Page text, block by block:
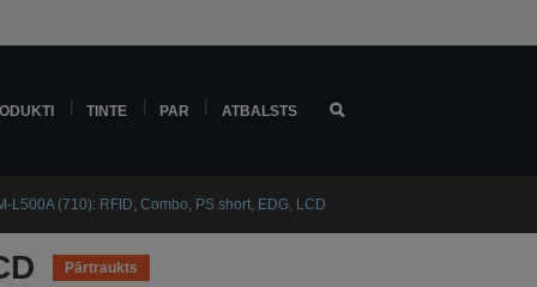
TINTE PAR ATBALSTS
L500A (710): RFID, Combo, PS short, EDG, LCD
Pārtraukts